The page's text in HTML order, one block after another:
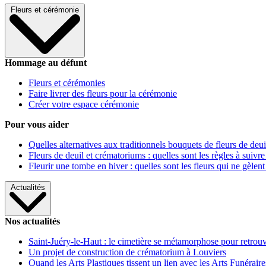
Fleurs et cérémonie
Hommage au défunt
Fleurs et cérémonies
Faire livrer des fleurs pour la cérémonie
Créer votre espace cérémonie
Pour vous aider
Quelles alternatives aux traditionnels bouquets de fleurs de
Fleurs de deuil et crématoriums : quelles sont les règles à
Fleurir une tombe en hiver : quelles sont les fleurs qui ne gèlent
Actualités
Nos actualités
Saint-Juéry-le-Haut : le cimetière se métamorphose pour
Un projet de construction de crématorium à Louviers
Quand les Arts Plastiques tissent un lien avec les Arts